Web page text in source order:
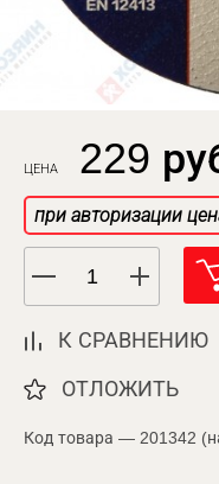
ЦЕНА 229
при авторизации
К СРАВНЕНИЮ
ОТЛОЖИТЬ
Код товара — 201342